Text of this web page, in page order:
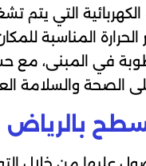
التي يتم
المناسبة
في المبنى،
الصحة والسلامة
بالرياض